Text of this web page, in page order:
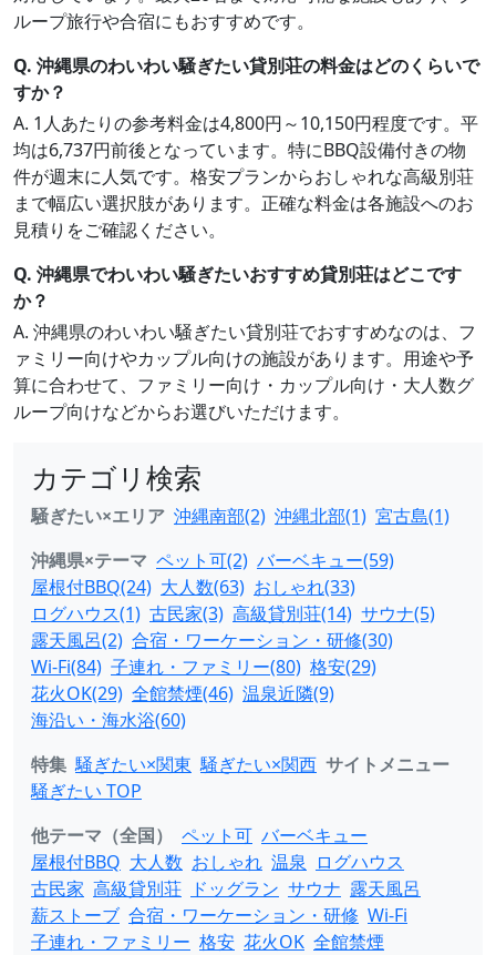
ループ旅行や合宿にもおすすめです。
Q. 沖縄県のわいわい騒ぎたい貸別荘の料金はどのくらいで
すか？
A. 1人あたりの参考料金は4,800円～10,150円程度です。平
均は6,737円前後となっています。特にBBQ設備付きの物
件が週末に人気です。格安プランからおしゃれな高級別荘
まで幅広い選択肢があります。正確な料金は各施設へのお
見積りをご確認ください。
Q. 沖縄県でわいわい騒ぎたいおすすめ貸別荘はどこです
か？
A. 沖縄県のわいわい騒ぎたい貸別荘でおすすめなのは、フ
ァミリー向けやカップル向けの施設があります。用途や予
算に合わせて、ファミリー向け・カップル向け・大人数グ
ループ向けなどからお選びいただけます。
カテゴリ検索
騒ぎたい×エリア 沖縄南部(2) 沖縄北部(1) 宮古島(1)
沖縄県×テーマ ペット可(2) バーベキュー(59)
屋根付BBQ(24) 大人数(63) おしゃれ(33)
ログハウス(1) 古民家(3) 高級貸別荘(14) サウナ(5)
露天風呂(2) 合宿・ワーケーション・研修(30)
Wi-Fi(84) 子連れ・ファミリー(80) 格安(29)
花火OK(29) 全館禁煙(46) 温泉近隣(9)
海沿い・海水浴(60)
特集 騒ぎたい×関東 騒ぎたい×関西 サイトメニュー
騒ぎたい TOP
他テーマ（全国）
ペット可 バーベキュー
屋根付BBQ 大人数 おしゃれ 温泉 ログハウス
古民家 高級貸別荘 ドッグラン サウナ 露天風呂
薪ストーブ 合宿・ワーケーション・研修 Wi-Fi
子連れ・ファミリー 格安 花火OK 全館禁煙